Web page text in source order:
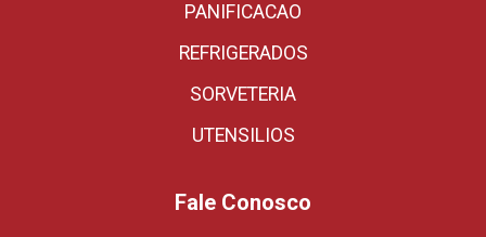
PANIFICACAO
REFRIGERADOS
SORVETERIA
UTENSILIOS
Fale Conosco